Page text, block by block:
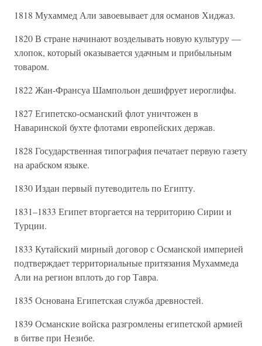
1818 Мухаммед Али завоевывает для османов Хиджаз.
1820 В стране начинают возделывать новую культуру —
хлопок, который оказывается удачным и прибыльным
товаром.
1822 Жан-Франсуа Шампольон дешифрует иероглифы.
1827 Египетско-османский флот уничтожен в
Наваринской бухте флотами европейских держав.
1828 Государственная типография печатает первую газету
на арабском языке.
1830 Издан первый путеводитель по Египту.
1831–1833 Египет вторгается на территорию Сирии и
Турции.
1833 Кутайский мирный договор с Османской империей
подтверждает территориальные притязания Мухаммеда
Али на регион вплоть до гор Тавра.
1835 Основана Египетская служба древностей.
1839 Османские войска разгромлены египетской армией
в битве при Незибе.